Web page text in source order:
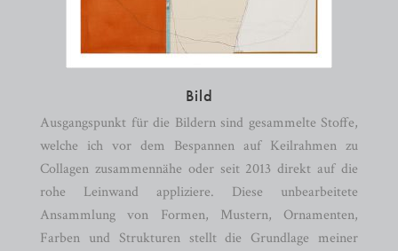
Bild
Ausgangspunkt für die Bildern sind gesammelte Stoffe,
welche ich vor dem Bespannen auf Keilrahmen zu
Collagen zusammennähe oder seit 2013 direkt auf die
rohe Leinwand appliziere. Diese unbearbeitete
Ansammlung von Formen, Mustern, Ornamenten,
Farben und Strukturen stellt die Grundlage meiner